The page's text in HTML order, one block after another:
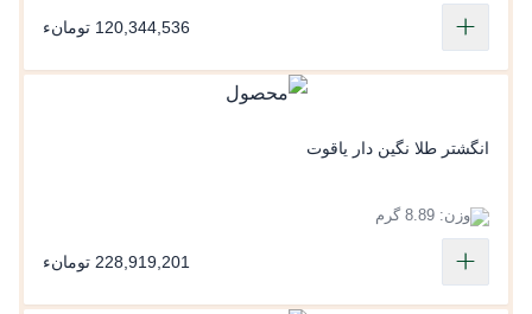
120,344,536 تومانء
انگشتر طلا نگین دار یاقوت
وزن: 8.89 گرم
228,919,201 تومانء